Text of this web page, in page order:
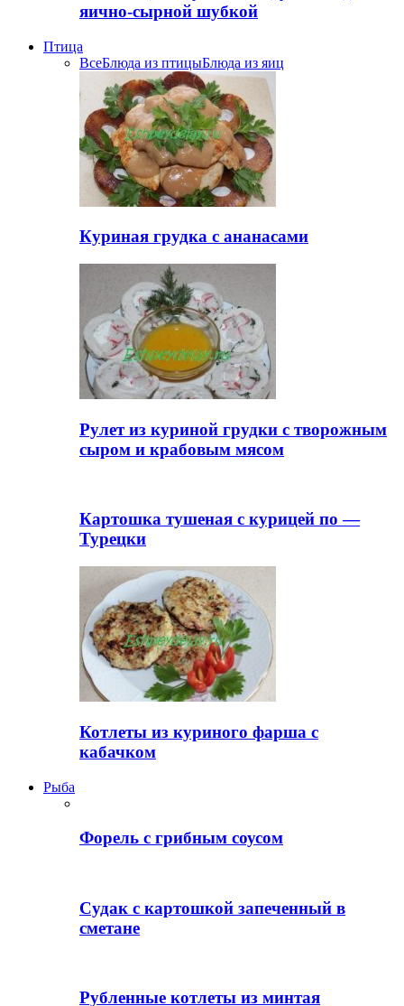
яично-сырной шубкой
Птица
ВсеБлюда из птицыБлюда из яиц
Куриная грудка с ананасами
Рулет из куриной грудки с творожным
сыром и крабовым мясом
Картошка тушеная с курицей по —
Турецки
Котлеты из куриного фарша с
кабачком
Рыба
Форель с грибным соусом
Судак с картошкой запеченный в
сметане
Рубленные котлеты из минтая